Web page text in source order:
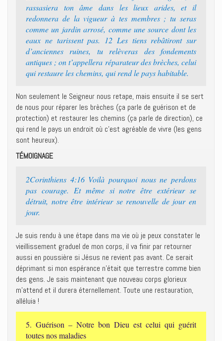
rassasiera ton âme dans les lieux arides, et il
redonnera de la vigueur à tes membres ; tu seras
comme un jardin arrosé, comme une source dont les
eaux ne tarissent pas. 12 Les tiens rebâtiront sur
d’anciennes ruines, tu relèveras des fondements
antiques ; on t’appellera réparateur des brèches, celui
qui restaure les chemins, qui rend le pays habitable.
Non seulement le Seigneur nous retape, mais ensuite il se sert
de nous pour réparer les brèches (ça parle de guérison et de
protection) et restaurer les chemins (ça parle de direction), ce
qui rend le pays un endroit où c’est agréable de vivre (les gens
sont heureux).
TÉMOIGNAGE
2Corinthiens 4:16 Voilà pourquoi nous ne perdons
pas courage. Et même si notre être extérieur se
détruit, notre être intérieur se renouvelle de jour en
jour.
Je suis rendu à une étape dans ma vie où je peux constater le
vieillissement graduel de mon corps, il va finir par retourner
aussi en poussière si Jésus ne revient pas avant. Ce serait
déprimant si mon espérance n’était que terrestre comme bien
des gens. Je sais maintenant que nouveau corps glorieux
m’attend et il durera éternellement. Toute une restauration,
alléluia !
5. Guérison – Notre bon Dieu est celui qui guérit
toutes nos maladies